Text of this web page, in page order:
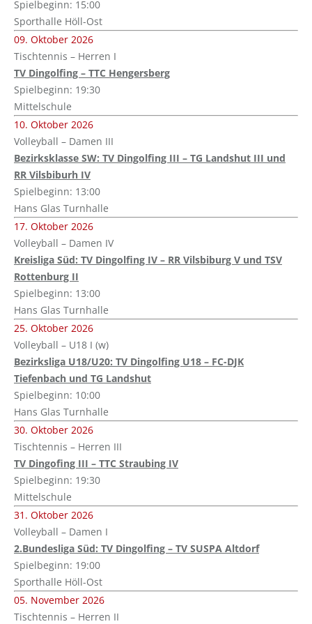
Spielbeginn: 15:00
Sporthalle Höll-Ost
09. Oktober 2026
Tischtennis – Herren I
TV Dingolfing – TTC Hengersberg
Spielbeginn: 19:30
Mittelschule
10. Oktober 2026
Volleyball – Damen III
Bezirksklasse SW: TV Dingolfing III – TG Landshut III und
RR Vilsbiburh IV
Spielbeginn: 13:00
Hans Glas Turnhalle
17. Oktober 2026
Volleyball – Damen IV
Kreisliga Süd: TV Dingolfing IV – RR Vilsbiburg V und TSV
Rottenburg II
Spielbeginn: 13:00
Hans Glas Turnhalle
25. Oktober 2026
Volleyball – U18 I (w)
Bezirksliga U18/U20: TV Dingolfing U18 – FC-DJK
Tiefenbach und TG Landshut
Spielbeginn: 10:00
Hans Glas Turnhalle
30. Oktober 2026
Tischtennis – Herren III
TV Dingofing III – TTC Straubing IV
Spielbeginn: 19:30
Mittelschule
31. Oktober 2026
Volleyball – Damen I
2.Bundesliga Süd: TV Dingolfing – TV SUSPA Altdorf
Spielbeginn: 19:00
Sporthalle Höll-Ost
05. November 2026
Tischtennis – Herren II